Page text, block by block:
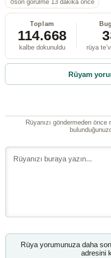
son görülme 13 dakika önce
Toplam
114.668
kalbe dokunuldu rüya
Rüyam
Rüyanızı göndermeden
Rüya yorumunuza daha
adresini